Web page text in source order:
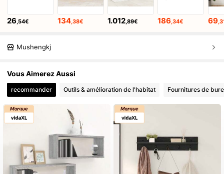
26,54€ 134,38€ 1.012,89€ 186,34€ 69
Mushengkj
Vous Aimerez Aussi
recommander Outils & amélioration de l'habitat Fournitures de